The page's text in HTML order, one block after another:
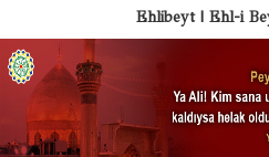
Ehlibeyt | Ehl-i